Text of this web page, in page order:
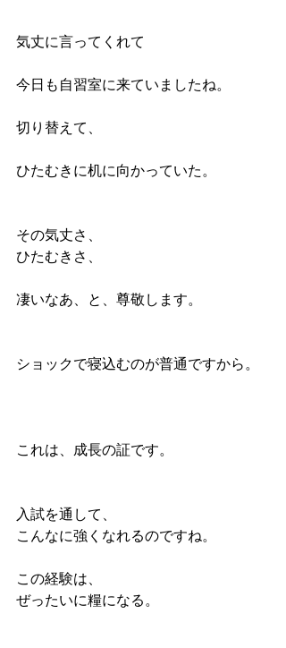
気丈に言ってくれて
今日も自習室に来ていましたね。
切り替えて、
ひたむきに机に向かっていた。
その気丈さ、
ひたむきさ、
凄いなあ、と、尊敬します。
ショックで寝込むのが普通ですから。
これは、成長の証です。
入試を通して、
こんなに強くなれるのですね。
この経験は、
ぜったいに糧になる。